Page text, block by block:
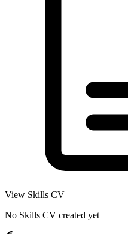
View Skills CV
No Skills CV created yet